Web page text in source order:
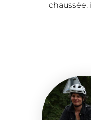
chaussée,